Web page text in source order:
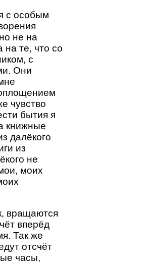
с особым
не на
на те, что со
с
Они
чувство
бытия я
книжные
далёкого
из
не
моих
вращаются
вперёд
Так же
отсчёт
часы,